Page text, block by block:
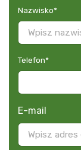
Nazwisko*
Telefon*
E-mail